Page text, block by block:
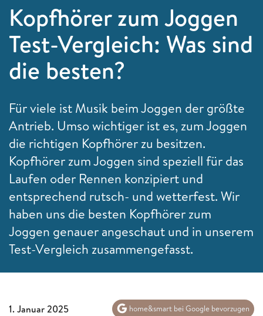
Kopfhörer zum Joggen
Test-Vergleich: Was sind
die besten?
Für viele ist Musik beim Joggen der größte
Antrieb. Umso wichtiger ist es, zum Joggen
die richtigen Kopfhörer zu besitzen.
Kopfhörer zum Joggen sind speziell für das
Laufen oder Rennen konzipiert und
entsprechend rutsch- und wetterfest. Wir
haben uns die besten Kopfhörer zum
Joggen genauer angeschaut und in unserem
Test-Vergleich zusammengefasst.
1. Januar 2025 home&smart bei Google bevorzugen